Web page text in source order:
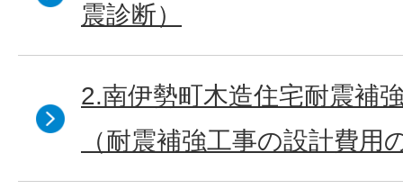
震診断）
2.南伊勢町木造住宅耐震補
（耐震補強工事の設計費用